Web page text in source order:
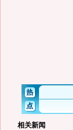
相关新闻